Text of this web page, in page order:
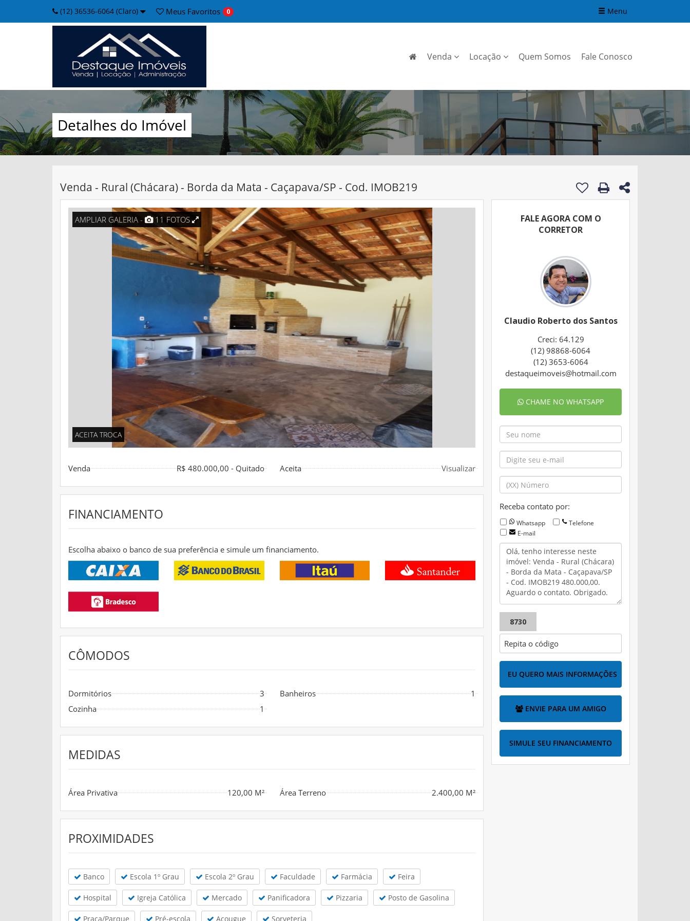
(12) 36536-6064 (Claro) Meus Favoritos 0 Menu
Venda Locação Quem Somos Fale Conosco
Detalhes do Imóvel
Venda - Rural (Chácara) - Borda da Mata - Caçapava/SP - Cod. IMOB219
AMPLIAR GALERIA - 11 FOTOS
ACEITA TROCA
Venda R$ 480.000,00 - Quitado Aceita Visualizar
FINANCIAMENTO
Escolha abaixo o banco de sua preferência e simule um financiamento.
CÔMODOS
Dormitórios 3 Banheiros
1
Cozinha
1
MEDIDAS
Área Privativa 120,00 M² Área Terreno 2.400,00 M²
PROXIMIDADES
Banco Escola 1º Grau Escola 2º Grau Faculdade Farmácia Feira
Hospital Igreja Católica Mercado Panificadora Pizzaria Posto de Gasolina
Praça/Parque Pré-escola Açougue Sorveteria
FALE AGORA COM O
CORRETOR
Claudio Roberto dos Santos
Creci: 64.129
(12) 98868-6064
(12) 3653-6064
destaqueimoveis@hotmail.com
CHAME NO WHATSAPP
Receba contato por:
Whatsapp
Telefone
E-mail
8730
EU QUERO MAIS INFORMAÇÕES
ENVIE PARA UM AMIGO
SIMULE SEU FINANCIAMENTO